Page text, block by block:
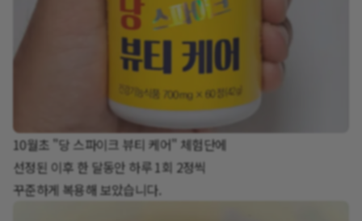
10월초 "당 스파이크 뷰티 케어" 체험단에
선정된 이후 한 달동안 하루 1회 2정씩
꾸준하게 복용해 보았습니다.